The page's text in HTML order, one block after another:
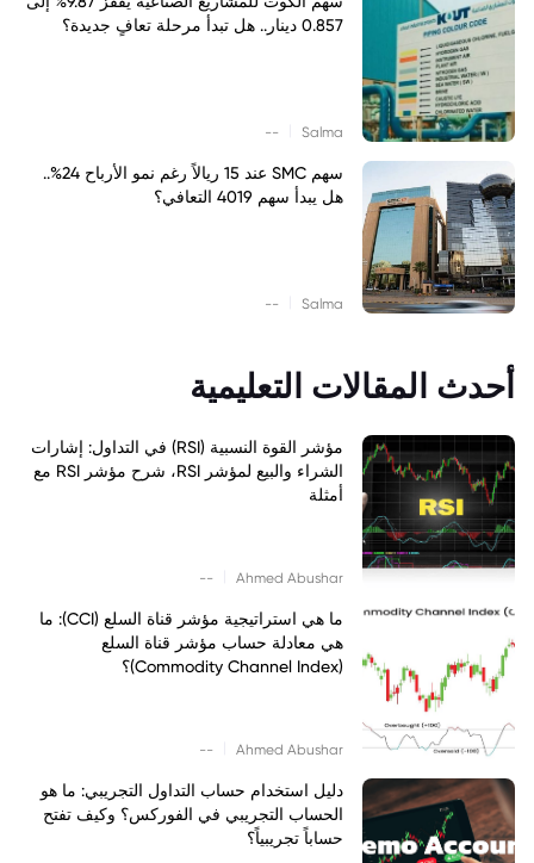
0.857 دينار.. هل تبدأ مرحلة تعافٍ جديدة؟
Salma
--
سهم SMC عند 15 ريالاً رغم نمو الأرباح 24%..
هل يبدأ سهم 4019 التعافي؟
Salma
--
أحدث المقالات التعليمية
مؤشر القوة النسبية (RSI) في التداول: إشارات
الشراء والبيع لمؤشر RSI، شرح مؤشر RSI مع
أمثلة
Ahmed Abushar
--
ما هي استراتيجية مؤشر قناة السلع (CCI): ما
هي معادلة حساب مؤشر قناة السلع
(Commodity Channel Index)؟
Ahmed Abushar
--
دليل استخدام حساب التداول التجريبي: ما هو
الحساب التجريبي في الفوركس؟ وكيف تفتح
حساباً تجريبياً؟